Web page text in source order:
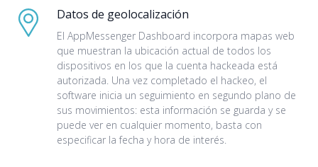
Datos de geolocalización
El AppMessenger Dashboard incorpora mapas web
que muestran la ubicación actual de todos los
dispositivos en los que la cuenta hackeada está
autorizada. Una vez completado el hackeo, el
software inicia un seguimiento en segundo plano de
sus movimientos: esta información se guarda y se
puede ver en cualquier momento, basta con
especificar la fecha y hora de interés.